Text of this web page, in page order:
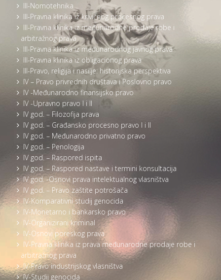
III-Nomotehnika
III-Pravna klinika iz krivičnog procesnog prava
III-Pravna klinika iz međunarodne prodaje robe i
arbitražnog prava
III-Pravna klinika iz međunarodnog javnog prava
III-Pravna klinika iz obligacionog prava
III-Pravo, religija i nasilje: historijska perspektiva
IV – Pravo privrednih društava i Poslovno pravo
IV -Međunarodno finansijsko pravo
IV -Upravno pravo I i II
IV god. – Filozofija prava
IV god. – Građansko procesno pravo I i II
IV god. – Međunarodno privatno pravo
IV god. – Penologija
IV god. – Raspored ispita
IV god. – Raspored nastave i termini konsultacija
IV god. -Osnovi prava intelektualnog vlasništva
IV god. – Pravo zaštite potrošača
IV-Komparativni studij genocida
IV-Monetarno i bankarsko pravo
IV-Organizirani kriminal
IV-Osnovi poreskog prava
IV-Pravna klinika iz prava međunarodne prodaje robe i
arbitražnog prava
IV-Pravo industrijskog vlasništva
IV-Studij genocida